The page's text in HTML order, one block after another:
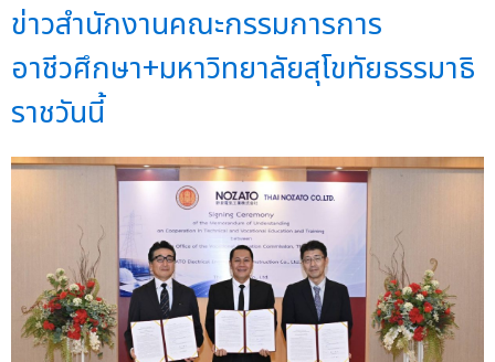
ข่าวสำนักงานคณะกรรมการการ
อาชีวศึกษา+มหาวิทยาลัยสุโขทัยธรรมาธิ
ราชวันนี้